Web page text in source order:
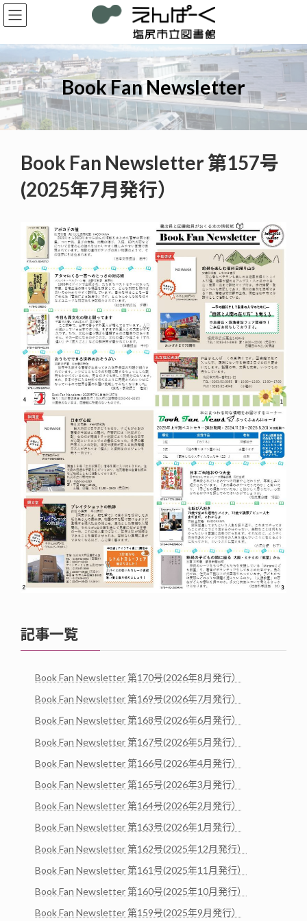
コ
ン
ン
ツ
へ
ス
キ
ッ
プ
ナ
ビ
ー
シ
ョ
ン
に
移
動
Book Fan Newsletter
Book Fan Newsletter 第157号
(2025年7月発行）
記事一覧
Book Fan Newsletter 第170号(2026年8月発行）
Book Fan Newsletter 第169号(2026年7月発行）
Book Fan Newsletter 第168号(2026年6月発行）
Book Fan Newsletter 第167号(2026年5月発行）
Book Fan Newsletter 第166号(2026年4月発行）
Book Fan Newsletter 第165号(2026年3月発行）
Book Fan Newsletter 第164号(2026年2月発行）
Book Fan Newsletter 第163号(2026年1月発行）
Book Fan Newsletter 第162号(2025年12月発行）
Book Fan Newsletter 第161号(2025年11月発行）
Book Fan Newsletter 第160号(2025年10月発行）
Book Fan Newsletter 第159号(2025年9月発行）